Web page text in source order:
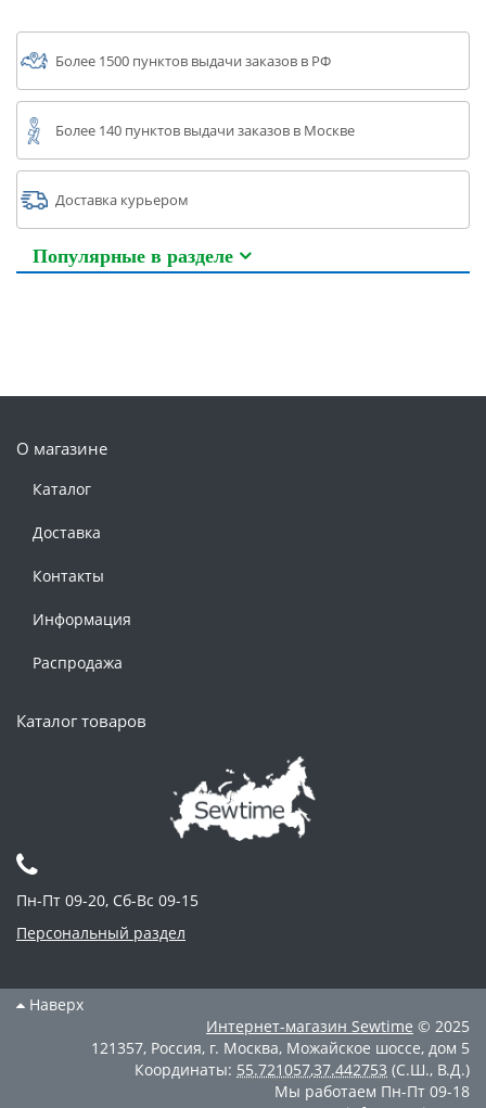
Более 1500 пунктов выдачи заказов в РФ
Более 140 пунктов выдачи заказов в Москве
Доставка курьером
Популярные в разделе
О магазине
Каталог
Доставка
Контакты
Информация
Распродажа
Каталог товаров
Пн-Пт 09-20, Сб-Вс 09-15
Персональный раздел
Наверх
Интернет-магазин Sewtime © 2025
121357, Россия, г. Москва, Можайское шоссе, дом 5
Координаты: 55.721057,37.442753 (С.Ш., В.Д.)
Мы работаем Пн-Пт 09-18